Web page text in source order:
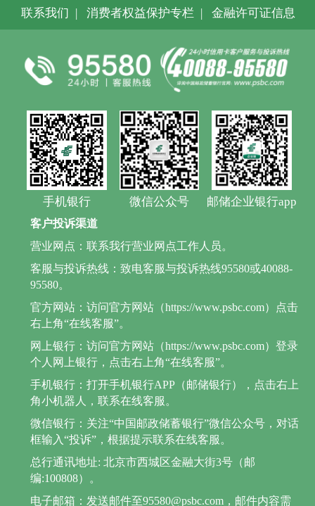
联系我们 | 消费者权益保护专栏 | 金融许可证信息
手机银行 微信公众号 邮储企业银行app
客户投诉渠道
营业网点：联系我行营业网点工作人员。
客服与投诉热线：致电客服与投诉热线95580或40088-
95580。
官方网站：访问官方网站（https://www.psbc.com）点击
右上角“在线客服”。
网上银行：访问官方网站（https://www.psbc.com）登录
个人网上银行，点击右上角“在线客服”。
手机银行：打开手机银行APP（邮储银行），点击右上
角小机器人，联系在线客服。
微信银行：关注“中国邮政储蓄银行”微信公众号，对话
框输入“投诉”，根据提示联系在线客服。
总行通讯地址: 北京市西城区金融大街3号（邮
编:100808）。
电子邮箱：发送邮件至95580@psbc.com，邮件内容需